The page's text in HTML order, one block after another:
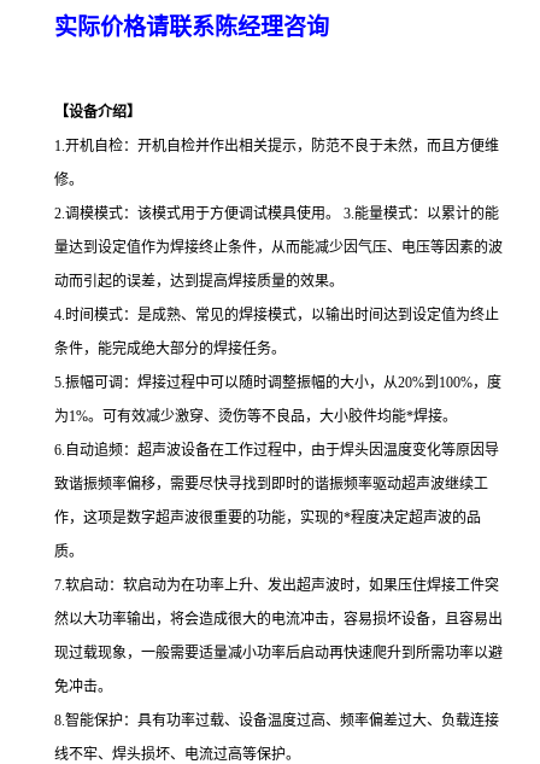
实际价格请联系陈经理咨询
【设备介绍】
1.开机自检：开机自检并作出相关提示，防范不良于未然，而且方便维
修。
2.调模模式：该模式用于方便调试模具使用。 3.能量模式：以累计的能
量达到设定值作为焊接终止条件，从而能减少因气压、电压等因素的波
动而引起的误差，达到提高焊接质量的效果。
4.时间模式：是成熟、常见的焊接模式，以输出时间达到设定值为终止
条件，能完成绝大部分的焊接任务。
5.振幅可调：焊接过程中可以随时调整振幅的大小，从20%到100%，度
为1%。可有效减少激穿、烫伤等不良品，大小胶件均能*焊接。
6.自动追频：超声波设备在工作过程中，由于焊头因温度变化等原因导
致谐振频率偏移，需要尽快寻找到即时的谐振频率驱动超声波继续工
作，这项是数字超声波很重要的功能，实现的*程度决定超声波的品
质。
7.软启动：软启动为在功率上升、发出超声波时，如果压住焊接工件突
然以大功率输出，将会造成很大的电流冲击，容易损坏设备，且容易出
现过载现象，一般需要适量减小功率后启动再快速爬升到所需功率以避
免冲击。
8.智能保护：具有功率过载、设备温度过高、频率偏差过大、负载连接
线不牢、焊头损坏、电流过高等保护。